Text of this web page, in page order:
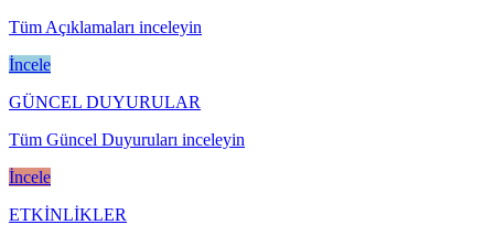
Tüm Açıklamaları inceleyin
İncele
GÜNCEL DUYURULAR
Tüm Güncel Duyuruları inceleyin
İncele
ETKİNLİKLER